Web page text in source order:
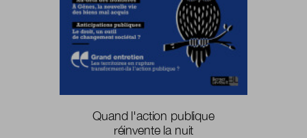
Quand l'action publique
réinvente la nuit